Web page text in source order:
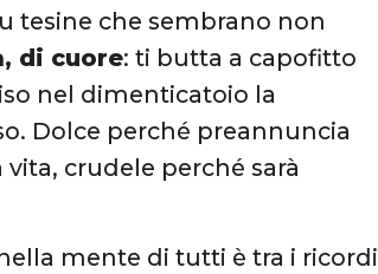
tesine che sembrano non
di cuore: ti butta a capofitto
nel dimenticatoio la
Dolce perché preannuncia
crudele perché sarà
mente di tutti è tra i ricordi